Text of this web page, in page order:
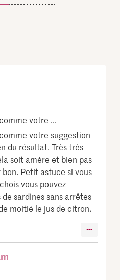
votre ...
votre suggestion
du résultat. Très très
soit amère et bien pas
Petit astuce si vous
vous pouvez
sardines sans arrêtes
moitié le jus de citron.